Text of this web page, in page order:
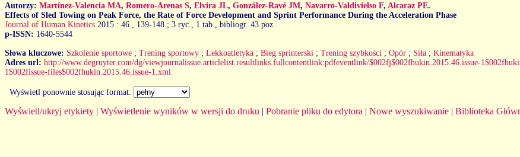
Autorzy: Martínez-Valencia MA, Romero-Arenas S, Elvira JL, González-Ravé JM, Navarro-Valdivielso F, Alcaraz PE.
Effects of Sled Towing on Peak Force, the Rate of Force Development and Sprint Performance During the Acceleration Phase
Journal of Human Kinetics 2015 : 46
, 139-148 ; 3 ryc., 1 tab., bibliogr. 43 poz.
p-ISSN: 1640-5544
Słowa kluczowe: Szkolenie sportowe ; Trening sportowy ; Lekkoatletyka ; Bieg sprinterski ; Trening szybkości ; Opór ; Siła ; Kinematyka
Adres url: http://www.degruyter.com/dg/viewjournalissue.articlelist.resultlinks.fullcontentlink:pdfeventlink/$002fj$002fhukin.2015.46.issue-
1$002fissue-files$002fhukin.2015.46.issue-1.xml
Wyświetl ponownie stosując format:
Wyświetl/ukryj etykiety | Wyświetlenie wyników w wersji do druku | Pobranie pliku do edytora | Nowe wyszukiwanie | Biblioteka